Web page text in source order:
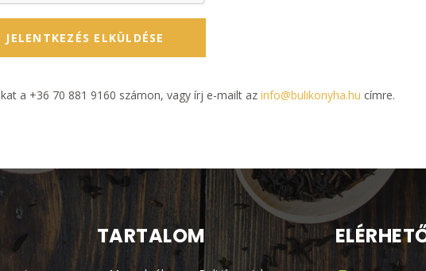
JELENTKEZÉS ELKÜLDÉSE
a +36 70 881 9160 számon, vagy írj e-mailt az info@bulikonyha.hu címre.
TARTALOM